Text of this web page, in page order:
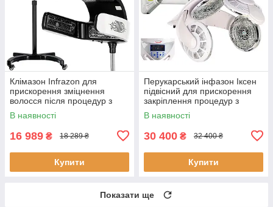
Клімазон Infrazon для
прискорення зміцнення
волосся після процедур з
догляду за волоссям
В наявності
16 989 ₴ 18 289 ₴
Купити
Перукарський інфазон Іксен
підвісний для прискорення
закріплення процедур з
догляду
В наявності
30 400 ₴ 32 400 ₴
Купити
Показати ще